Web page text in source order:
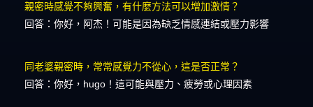
親密時感覺不夠興奮，有什麼方法可以增加激情？
回答：你好，阿杰！可能是因為缺乏情感連結或壓力影響
同老婆親密時，常常感覺力不從心，這是否正常？
回答：你好，hugo！這可能與壓力、疲勞或心理因素